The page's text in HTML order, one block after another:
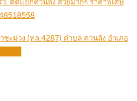
ะม่วง (ทล.4287) ตำบล ควนลัง อำเภอ